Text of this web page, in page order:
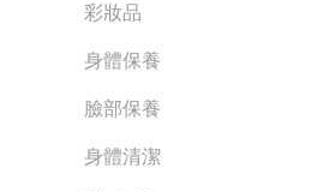
彩妝品
身體保養
臉部保養
身體清潔